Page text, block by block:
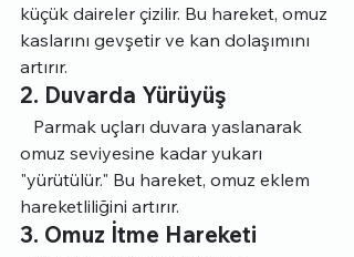
küçük daireler çizilir. Bu hareket, omuz
kaslarını gevşetir ve kan dolaşımını
artırır.
2. Duvarda Yürüyüş
Parmak uçları duvara yaslanarak
omuz seviyesine kadar yukarı
"yürütülür." Bu hareket, omuz eklem
hareketliliğini artırır.
3. Omuz İtme Hareketi